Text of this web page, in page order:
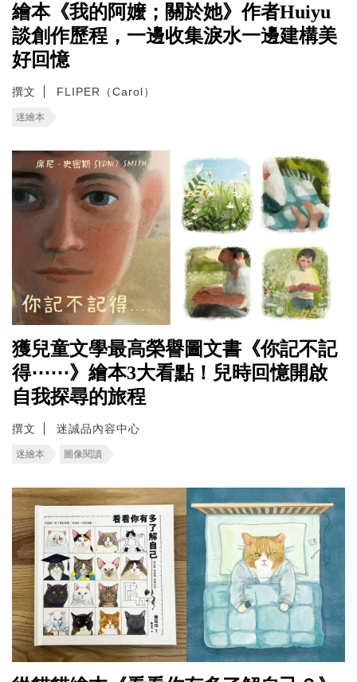
繪本《我的阿嬤；關於她》作者Huiyu
談創作歷程，一邊收集淚水一邊建構美
好回憶
撰文 FLIPER（Carol）
迷繪本
獲兒童文學最高榮譽圖文書《你記不記
得⋯⋯》繪本3大看點！兒時回憶開啟
自我探尋的旅程
撰文 迷誠品內容中心
迷繪本 圖像閱讀